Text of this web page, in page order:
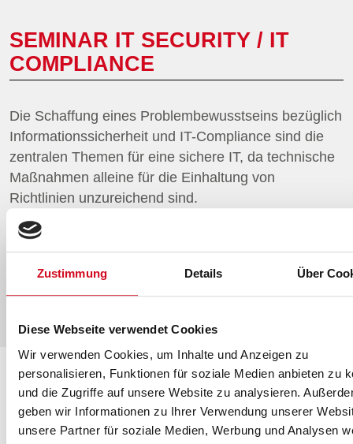
Zustimmung Details Über
Diese Webseite verwendet Cookies
Wir verwenden Cookies, um Inhalte und Anzeigen zu
personalisieren, Funktionen für soziale Medien anbieten zu
und die Zugriffe auf unsere Website zu analysieren.
geben wir Informationen zu Ihrer Verwendung unserer
unsere Partner für soziale Medien, Werbung und Analysen
SEMINAR IT SECURITY / IT
COMPLIANCE
Die Schaffung eines Problembewusstseins bezüglich
Informationssicherheit und IT-Compliance sind die
zentralen Themen für eine sichere IT, da technische
Maßnahmen alleine für die Einhaltung von
Richtlinien unzureichend sind.
Mehr Informationen zu den Seminaren